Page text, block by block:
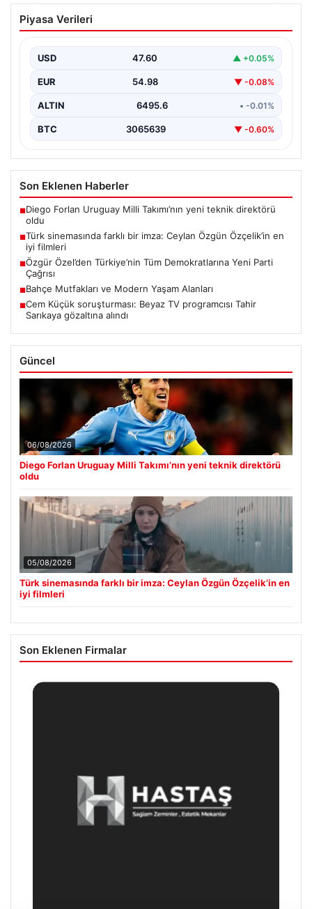
Türk sinemasında farklı bir imza: Ceylan
Özgün Özçelik’in en iyi filmleri
Piyasa Verileri
USD 47.60 ▲ +0.05%
EUR 54.98 ▼ -0.08%
ALTIN 6495.6 • -0.01%
BTC 3065639 ▼ -0.60%
Son Eklenen Haberler
■Diego Forlan Uruguay Milli Takımı’nın yeni teknik direktörü
oldu
■Türk sinemasında farklı bir imza: Ceylan Özgün Özçelik’in en
iyi filmleri
■Özgür Özel’den Türkiye’nin Tüm Demokratlarına Yeni Parti
Çağrısı
■Bahçe Mutfakları ve Modern Yaşam Alanları
■Cem Küçük soruşturması: Beyaz TV programcısı Tahir
Sarıkaya gözaltına alındı
Güncel
06/08/2026
Diego Forlan Uruguay Milli Takımı’nın yeni teknik direktörü
oldu
05/08/2026
Türk sinemasında farklı bir imza: Ceylan Özgün Özçelik’in en
iyi filmleri
Son Eklenen Firmalar